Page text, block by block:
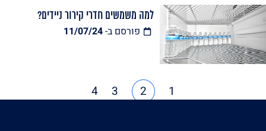
למה משמשים חדרי קירור ניידים?
פורסם ב-11/07/24
1
2
3
4